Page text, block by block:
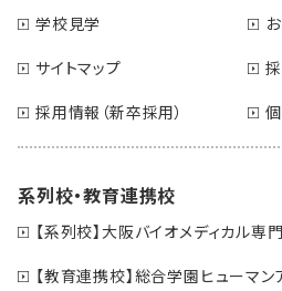
学校見学
サイトマップ
採用情報（新卒採用）
系列校・教育連携校
【系列校】大阪バイオメディカル専
【教育連携校】総合学園ヒューマン